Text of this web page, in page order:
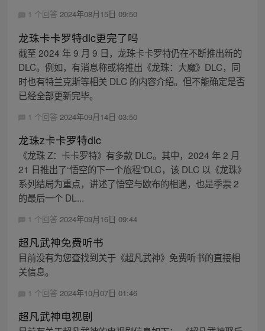
1 个回答 2024年08月15日 09:50
龙珠卡卡罗特dlc更完了吗
截至 2024 年 9 月 9 日，龙珠卡卡罗特仍在不断推出新的
DLC。例如，有消息称或将推出《龙珠：大魔》DLC，同
时也有特兰克斯等相关 DLC 的内容介绍。但不能确定是否
已经全部更新完毕。
1 个回答 2024年09月14日 03:50
龙珠z卡卡罗特dlc
《龙珠 Z：卡卡罗特》有多款 DLC。其中，2024 年 2 月
21 日推出了“悟空的下一个旅程”DLC，该 DLC 以《龙珠》
系列结局为重点，讲述了悟空与欧布的相遇，也是季票 2
的最后一个 DL...
1 个回答 2024年09月16日 09:44
超凡武神免费听书
目前没有为您查找到关于《超凡武神》免费听书的直接相
关信息。
1 个回答 2024年10月07日 01:46
超凡武神电视剧